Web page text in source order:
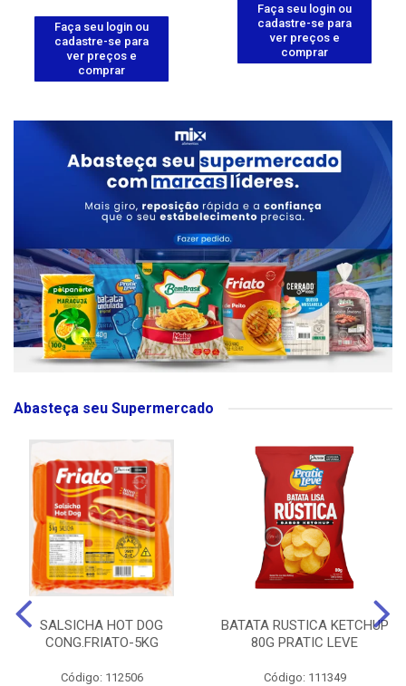
Faça seu login ou
cadastre-se para
ver preços e
comprar
Faça seu login ou
cadastre-se para
ver preços e
comprar
Abasteça seu Supermercado
SALSICHA HOT DOG
CONG.FRIATO-5KG
Código: 112506
BATATA RUSTICA KETCHUP
80G PRATIC LEVE
Código: 111349